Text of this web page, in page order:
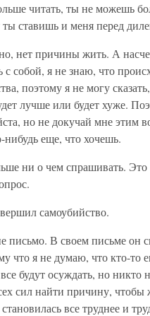
читать, ты не можешь
ставишь и меня перед
нет причины жить. А
с собой, я не знаю, что
поэтому я не могу
лучше или будет хуже.
но не докучай мне этим
еще, что хочешь.
ни о чем спрашивать. Это
самоубийство.
письмо. В своем письме он
что я не думаю, что кто-то
будут осуждать, но никто
сил найти причину, чтобы
все труднее и